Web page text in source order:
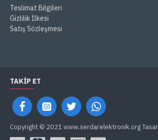
Teslimat Bilgileri
Gizlilik İlkesi
Satış Sözleşmesi
TAKIP ET
Copyright © 2021 www.serdarelektronik.org